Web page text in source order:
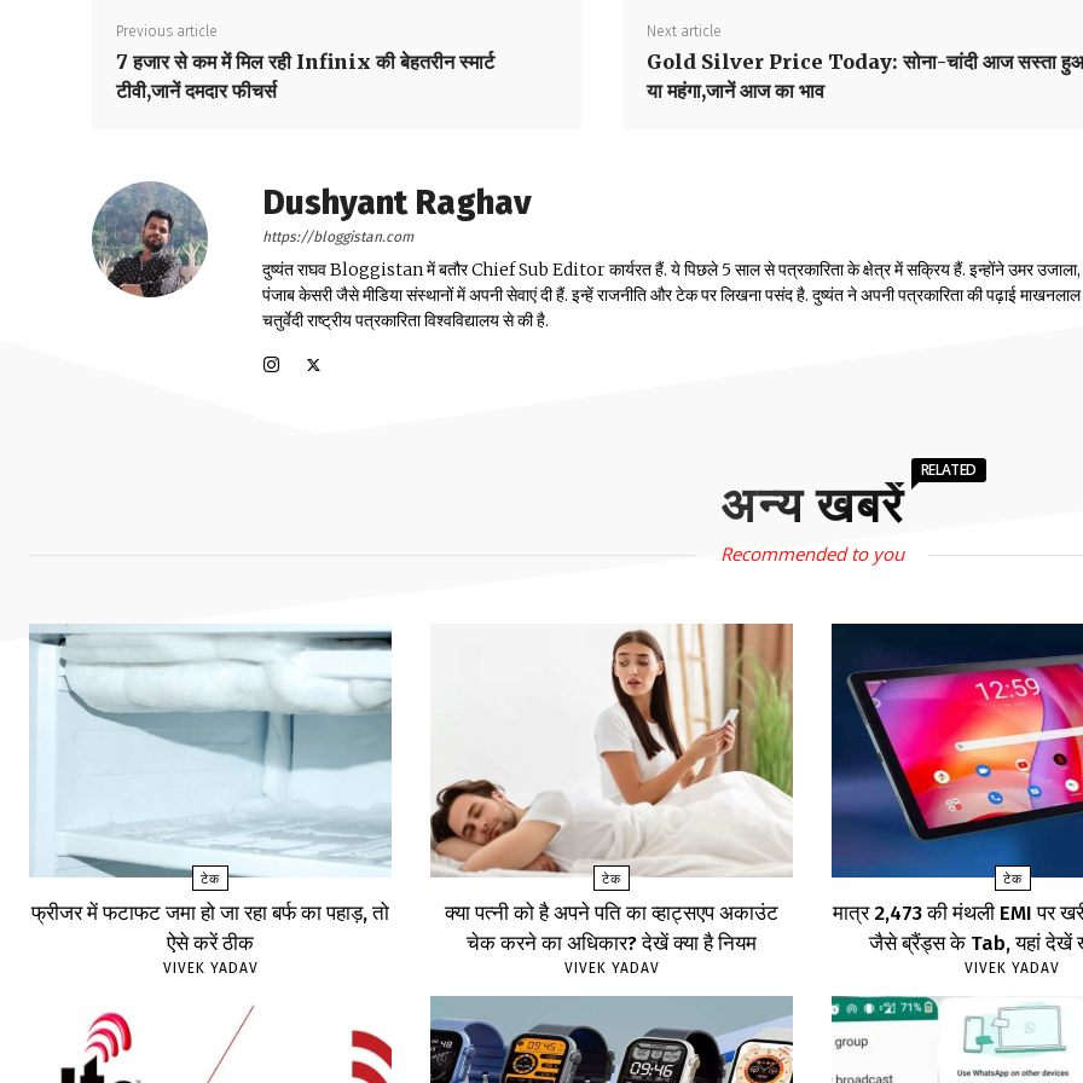
Previous article
7 हजार से कम में मिल रही Infinix की बेहतरीन स्मार्ट
टीवी,जानें दमदार फीचर्स
Next article
Gold Silver Price Today: सोना-चांदी आज सस्ता
या महंगा,जानें आज का भाव
Dushyant Raghav
https://bloggistan.com
दुष्यंत राघव Bloggistan में बतौर Chief Sub Editor कार्यरत हैं. ये पिछले 5 साल से पत्रकारिता के क्षेत्र में सक्रिय हैं. इन्होंने उमर उजाला,
पंजाब केसरी जैसे मीडिया संस्थानों में अपनी सेवाएं दी हैं. इन्हें राजनीति और टेक पर लिखना पसंद है. दुष्यंत ने अपनी पत्रकारिता की पढ़ाई माखनलाल
चतुर्वेदी राष्ट्रीय पत्रकारिता विश्वविद्यालय से की है.
अन्य खबरें
RELATED
Recommended to you
टेक
फ्रीजर में फटाफट जमा हो जा रहा बर्फ का पहाड़, तो
ऐसे करें ठीक
VIVEK YADAV
टेक
क्या पत्नी को है अपने पति का व्हाट्सएप अकाउंट
चेक करने का अधिकार? देखें क्या है नियम
VIVEK YADAV
टेक
मात्र ₹2,473 की मंथली EMI पर
जैसे ब्रैंड्स के Tab, यहां देखें
VIVEK YADAV